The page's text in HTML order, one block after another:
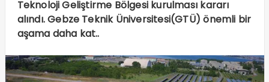
Teknoloji Geliştirme Bölgesi kurulması kararı
alındı. Gebze Teknik Üniversitesi(GTÜ) önemli bir
aşama daha kat..